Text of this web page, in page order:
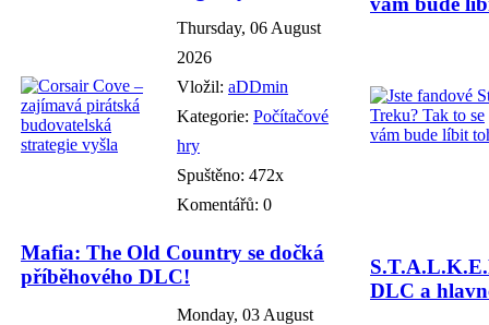
Thursday, 06 August
2026
Vložil: aDDmin
Kategorie: Počítačové
hry
Spuštěno: 472x
Komentářů: 0
Mafia: The Old Country se dočká
příběhového DLC!
Monday, 03 August
DLC a